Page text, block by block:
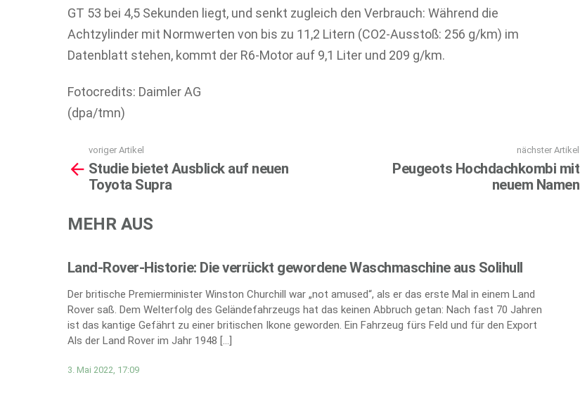
GT 53 bei 4,5 Sekunden liegt, und senkt zugleich den Verbrauch: Während die
Achtzylinder mit Normwerten von bis zu 11,2 Litern (CO2-Ausstoß: 256 g/km) im
Datenblatt stehen, kommt der R6-Motor auf 9,1 Liter und 209 g/km.
Fotocredits: Daimler AG
(dpa/tmn)
more
voriger Artikel
Studie bietet Ausblick auf neuen
Toyota Supra
nächster Artikel
Peugeots Hochdachkombi mit
neuem Namen
MEHR AUS
Land-Rover-Historie: Die verrückt gewordene Waschmaschine aus Solihull
Der britische Premierminister Winston Churchill war „not amused“, als er das erste Mal in einem Land
Rover saß. Dem Welterfolg des Geländefahrzeugs hat das keinen Abbruch getan: Nach fast 70 Jahren
ist das kantige Gefährt zu einer britischen Ikone geworden. Ein Fahrzeug fürs Feld und für den Export
Als der Land Rover im Jahr 1948 […]
3. Mai 2022, 17:09